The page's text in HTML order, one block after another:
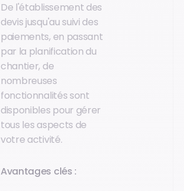
De l'établissement des
devis jusqu'au suivi des
paiements, en passant
par la planification du
chantier, de
nombreuses
fonctionnalités sont
disponibles pour gérer
tous les aspects de
votre activité.
Avantages clés :